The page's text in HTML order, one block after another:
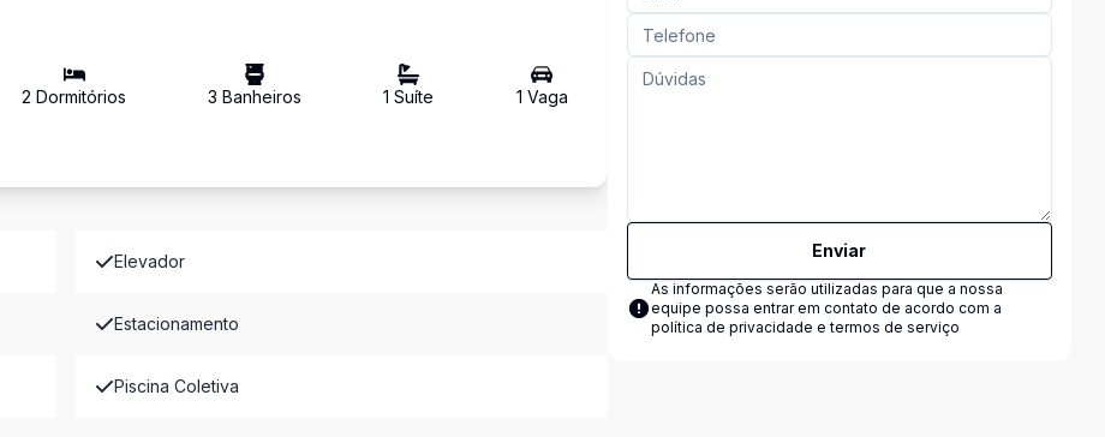
2 Dormitórios 3 Banheiros 1 Suíte 1 Vaga
Elevador
Estacionamento
Piscina Coletiva
Enviar
As informações serão utilizadas para que a nossa
equipe possa entrar em contato de acordo com a
política de privacidade e termos de serviço